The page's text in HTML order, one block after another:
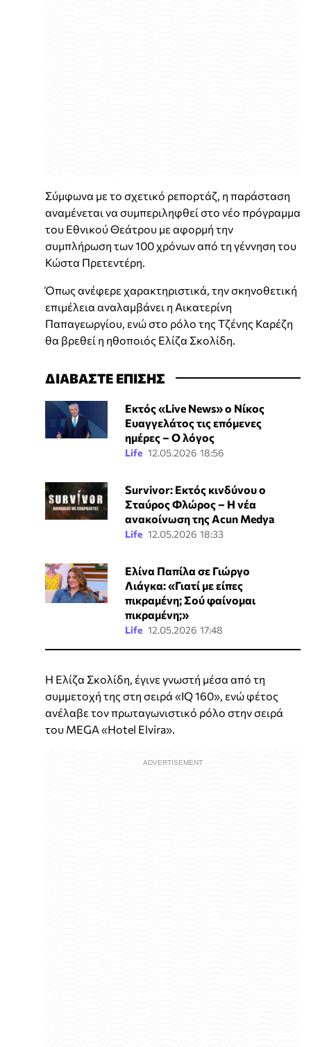
Σύμφωνα με το σχετικό ρεπορτάζ, η παράσταση
αναμένεται να συμπεριληφθεί στο νέο πρόγραμμα
του Εθνικού Θεάτρου με αφορμή την
συμπλήρωση των 100 χρόνων από τη γέννηση του
Κώστα Πρετεντέρη.
Όπως ανέφερε χαρακτηριστικά, την σκηνοθετική
επιμέλεια αναλαμβάνει η Αικατερίνη
Παπαγεωργίου, ενώ στο ρόλο της Τζένης Καρέζη
θα βρεθεί η ηθοποιός Ελίζα Σκολίδη.
ΔΙΑΒΑΣΤΕ ΕΠΙΣΗΣ
Εκτός «Live News» ο Νίκος
Ευαγγελάτος τις επόμενες
ημέρες – Ο λόγος
Life 12.05.2026 18:56
Survivor: Εκτός κινδύνου ο
Σταύρος Φλώρος – Η νέα
ανακοίνωση της Acun Medya
Life 12.05.2026 18:33
Ελίνα Παπίλα σε Γιώργο
Λιάγκα: «Γιατί με είπες
πικραμένη; Σού φαίνομαι
πικραμένη;»
Life 12.05.2026 17:48
Η Ελίζα Σκολίδη, έγινε γνωστή μέσα από τη
συμμετοχή της στη σειρά «IQ 160», ενώ φέτος
ανέλαβε τον πρωταγωνιστικό ρόλο στην σειρά
του MEGA «Hotel Elvira».